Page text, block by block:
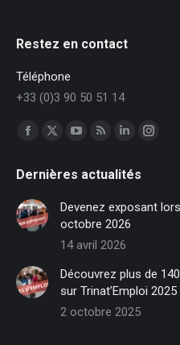
Restez en contact
Téléphone
+33 (0)3 90 50 51 14
Trouvez nous sur :
Facebook
opens
in
new
window
X
opens
new
window
opens
in
new
window
opens
in
new
window
LinkedIn
opens
in
new
window
in
Dernières actualités
Devenez exposant
octobre 2026
14 avril 2026
Découvrez plus de
sur Trinat’Emploi 2025
2 octobre 2025